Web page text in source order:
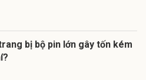
bị bộ pin lớn gây tốn kém